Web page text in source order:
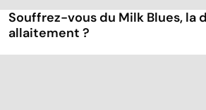
Souffrez-vous du Milk Blues, la
allaitement ?